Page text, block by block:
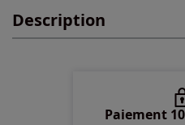
50 -En stock
Description
Paiement